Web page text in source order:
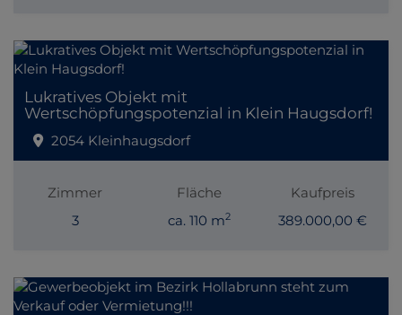
Lukratives Objekt mit
Wertschöpfungspotenzial in Klein Haugsdorf!
2054 Kleinhaugsdorf
Zimmer
3
Fläche
ca. 110 m2
Kaufpreis
389.000,00 €